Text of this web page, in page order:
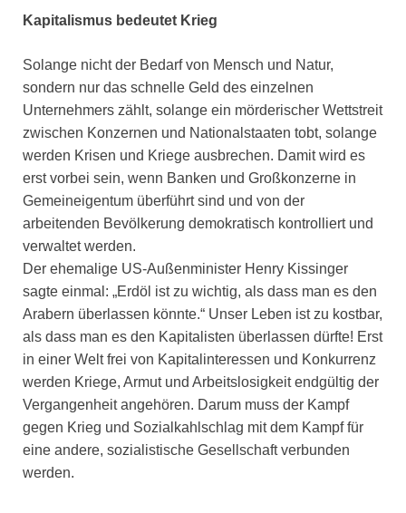
Kapitalismus bedeutet Krieg
Solange nicht der Bedarf von Mensch und Natur,
sondern nur das schnelle Geld des einzelnen
Unternehmers zählt, solange ein mörderischer Wettstreit
zwischen Konzernen und Nationalstaaten tobt, solange
werden Krisen und Kriege ausbrechen. Damit wird es
erst vorbei sein, wenn Banken und Großkonzerne in
Gemeineigentum überführt sind und von der
arbeitenden Bevölkerung demokratisch kontrolliert und
verwaltet werden.
Der ehemalige US-Außenminister Henry Kissinger
sagte einmal: „Erdöl ist zu wichtig, als dass man es den
Arabern überlassen könnte.“ Unser Leben ist zu kostbar,
als dass man es den Kapitalisten überlassen dürfte! Erst
in einer Welt frei von Kapitalinteressen und Konkurrenz
werden Kriege, Armut und Arbeitslosigkeit endgültig der
Vergangenheit angehören. Darum muss der Kampf
gegen Krieg und Sozialkahlschlag mit dem Kampf für
eine andere, sozialistische Gesellschaft verbunden
werden.